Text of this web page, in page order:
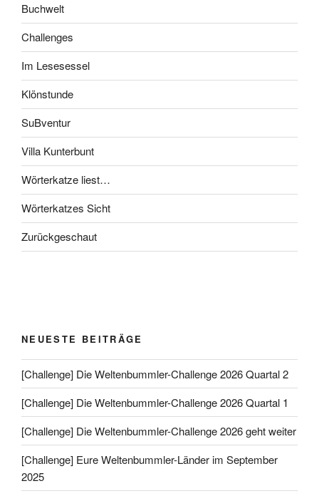
Buchwelt
Challenges
Im Lesesessel
Klönstunde
SuBventur
Villa Kunterbunt
Wörterkatze liest…
Wörterkatzes Sicht
Zurückgeschaut
NEUESTE BEITRÄGE
[Challenge] Die Weltenbummler-Challenge 2026 Quartal 2
[Challenge] Die Weltenbummler-Challenge 2026 Quartal 1
[Challenge] Die Weltenbummler-Challenge 2026 geht weiter
[Challenge] Eure Weltenbummler-Länder im September
2025